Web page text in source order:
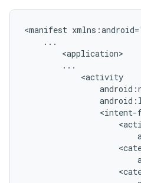
<manifest